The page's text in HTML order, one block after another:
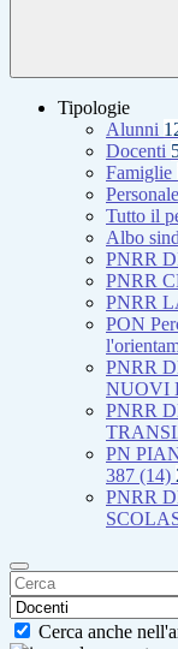
Tipologie
Alunni
Docenti
Famiglie
Tutto il
Albo
PNRR
PNRR
PNRR
PON
PNRR
NUOVI
PNRR
PN
387 (14)
PNRR
Cerca anche